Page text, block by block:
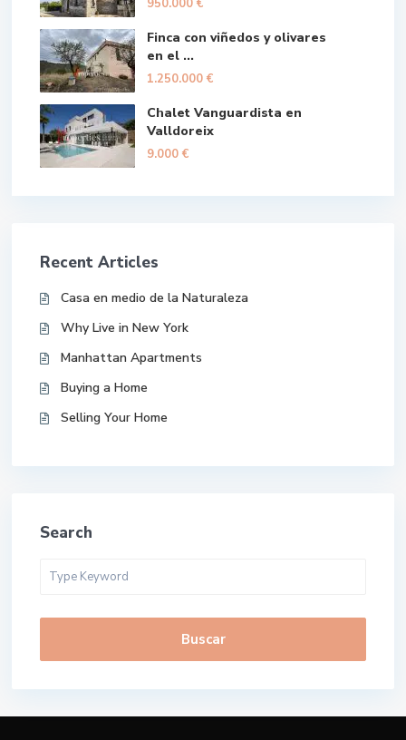
950.000 €
Finca con viñedos y olivares
en el ...
1.250.000 €
Chalet Vanguardista en
Valldoreix
9.000 €
Recent Articles
Casa en medio de la Naturaleza
Why Live in New York
Manhattan Apartments
Buying a Home
Selling Your Home
Search
Buscar